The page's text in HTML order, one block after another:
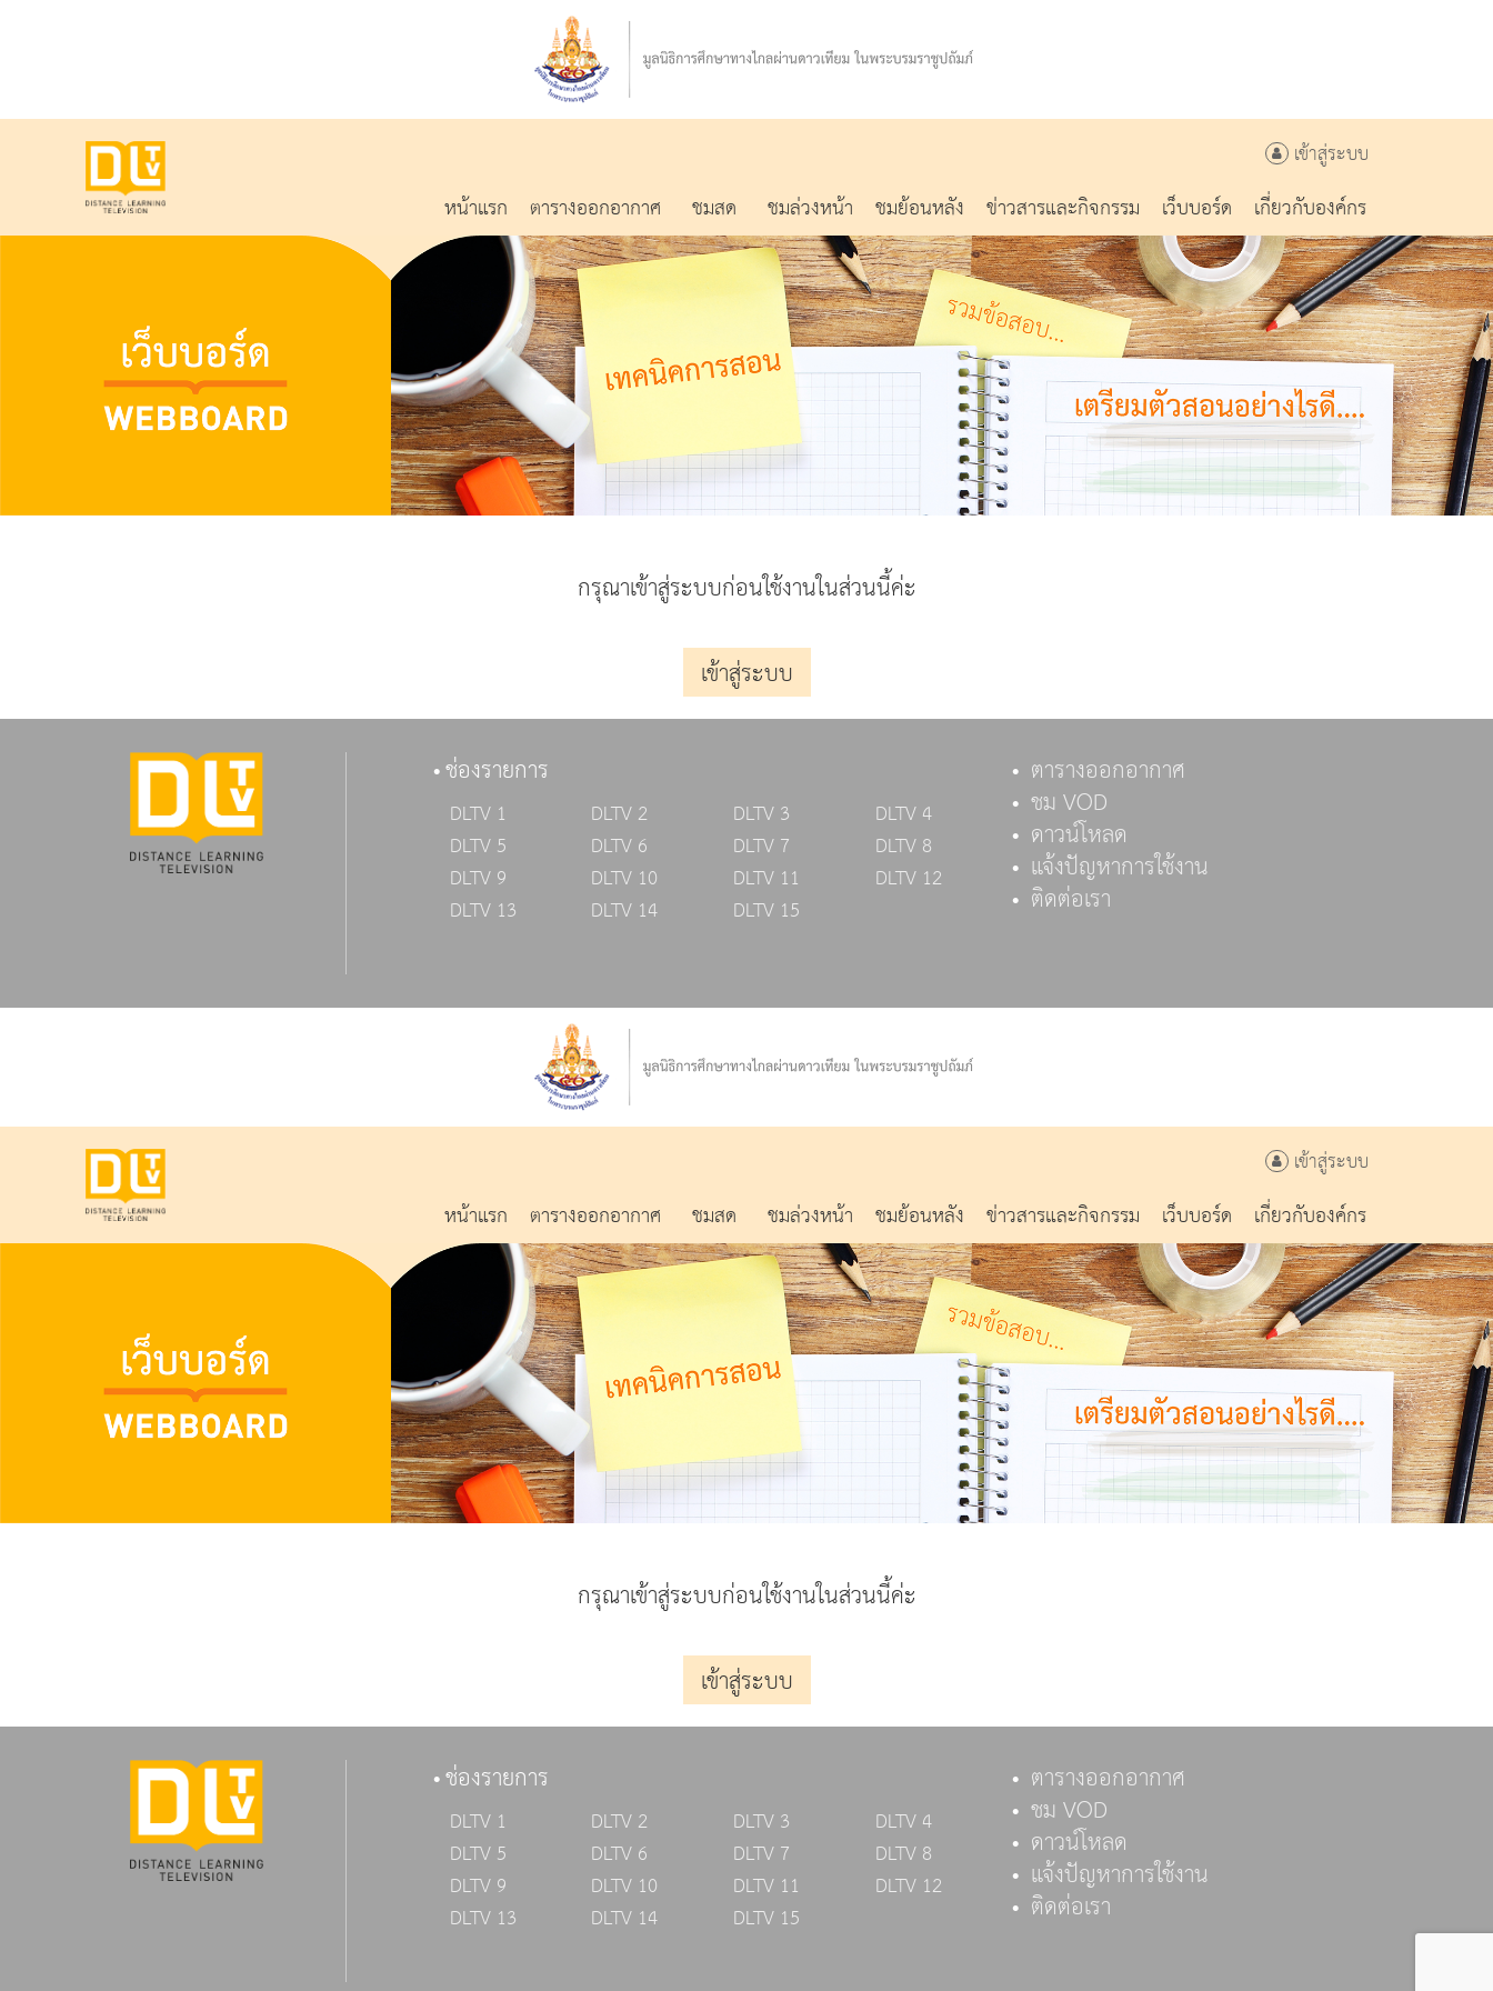
เข้าสู่ระบบ
หน้าแรก ตารางออกอากาศ ชมสด ชมล่วงหน้า ชมย้อนหลัง ข่าวสารและกิจกรรม เว็บบอร์ด เกี่ยวกับองค์กร
กรุณาเข้าสู่ระบบก่อนใช้งานในส่วนนี้ค่ะ
เข้าสู่ระบบ
ช่องรายการ
DLTV 1 DLTV 2 DLTV 3
DLTV 4
DLTV 5
DLTV 6 DLTV 7
DLTV 8
DLTV 9
DLTV 10 DLTV 11
DLTV 12
DLTV 13
DLTV 14 DLTV 15
ตารางออกอากาศ
ชม VOD
ดาวน์โหลด
แจ้งปัญหาการใช้งาน
ติดต่อเรา
เข้าสู่ระบบ
หน้าแรก ตารางออกอากาศ ชมสด ชมล่วงหน้า ชมย้อนหลัง ข่าวสารและกิจกรรม เว็บบอร์ด เกี่ยวกับองค์กร
กรุณาเข้าสู่ระบบก่อนใช้งานในส่วนนี้ค่ะ
เข้าสู่ระบบ
ช่องรายการ
DLTV 1 DLTV 2 DLTV 3
DLTV 4
DLTV 5
DLTV 6 DLTV 7
DLTV 8
DLTV 9
DLTV 10 DLTV 11
DLTV 12
DLTV 13
DLTV 14 DLTV 15
ตารางออกอากาศ
ชม VOD
ดาวน์โหลด
แจ้งปัญหาการใช้งาน
ติดต่อเรา